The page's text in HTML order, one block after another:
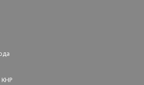
КНР